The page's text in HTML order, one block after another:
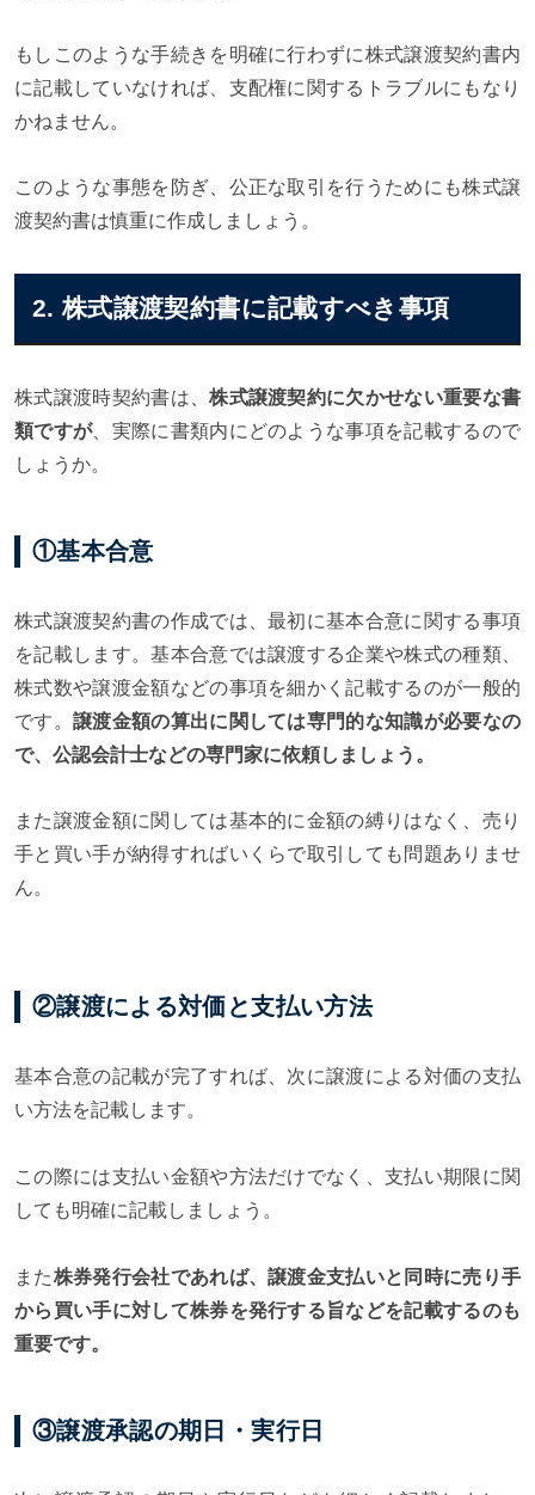
もしこのような手続きを明確に行わずに株式譲渡契約書内
に記載していなければ、支配権に関するトラブルにもなり
かねません。
このような事態を防ぎ、公正な取引を行うためにも株式譲
渡契約書は慎重に作成しましょう。
2. 株式譲渡契約書に記載すべき事項
株式譲渡時契約書は、株式譲渡契約に欠かせない重要な書
類ですが、実際に書類内にどのような事項を記載するので
しょうか。
①基本合意
株式譲渡契約書の作成では、最初に基本合意に関する事項
を記載します。基本合意では譲渡する企業や株式の種類、
株式数や譲渡金額などの事項を細かく記載するのが一般的
です。 譲渡金額の算出に関しては専門的な知識が必要なの
で、公認会計士などの専門家に依頼しましょう。
また譲渡金額に関しては基本的に金額の縛りはなく、売り
手と買い手が納得すればいくらで取引しても問題ありませ
ん。
②譲渡による対価と支払い方法
基本合意の記載が完了すれば、次に譲渡による対価の支払
い方法を記載します。
この際には支払い金額や方法だけでなく、支払い期限に関
しても明確に記載しましょう。
また株券発行会社であれば、譲渡金支払いと同時に売り手
から買い手に対して株券を発行する旨などを記載するのも
重要です。
③譲渡承認の期日・実行日